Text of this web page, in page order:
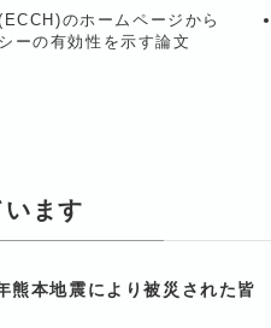
のホームページから
ーの有効性を示す論文
ます
熊本地震により被災された皆